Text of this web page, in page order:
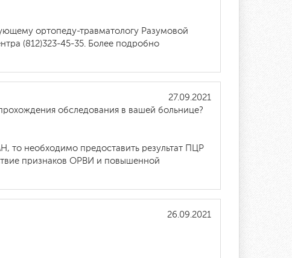
ортопеду-травматологу Разумовой
(812)323-45-35. Более подробно
27.09.2021
обследования в вашей больнице?
то необходимо предоставить результат ПЦР
признаков ОРВИ и повышенной
26.09.2021